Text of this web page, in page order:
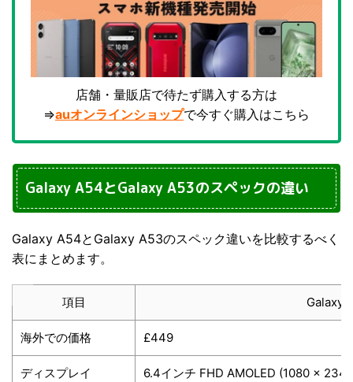
店舗・量販店で待たず購入する方は
⇒auオンラインショップで今すぐ購入はこちら
Galaxy A54とGalaxy A53のスペックの違い
Galaxy A54とGalaxy A53のスペック違いを比較するべく
表にまとめます。
項目 Galaxy
海外での価格 £449
ディスプレイ 6.4インチ FHD AMOLED (1080 x